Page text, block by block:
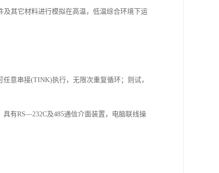
其它材料进行模拟在高温，低温综合环境下运
任意串接(TINK)执行，无限次重复循环；则试，
有RS—232C及485通信介面装置，电脑联线操